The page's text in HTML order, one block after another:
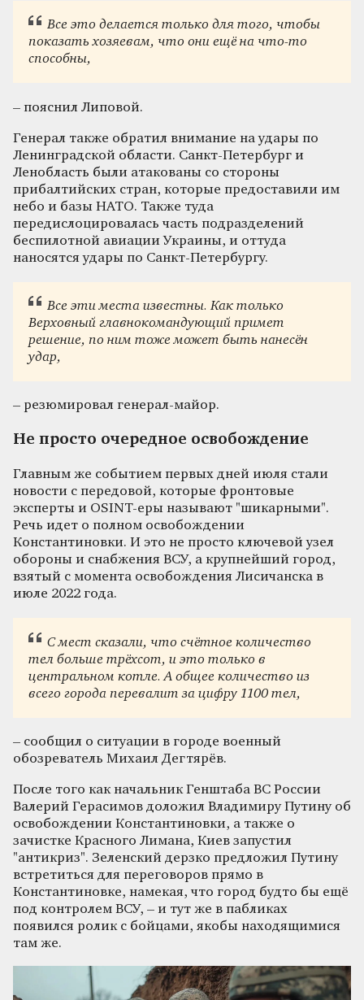
Все это делается только для того, чтобы
показать хозяевам, что они ещё на что-то
способны,
– пояснил Липовой.
Генерал также обратил внимание на удары по
Ленинградской области. Санкт-Петербург и
Ленобласть были атакованы со стороны
прибалтийских стран, которые предоставили им
небо и базы НАТО. Также туда
передислоцировалась часть подразделений
беспилотной авиации Украины, и оттуда
наносятся удары по Санкт-Петербургу.
Все эти места известны. Как только
Верховный главнокомандующий примет
решение, по ним тоже может быть нанесён
удар,
– резюмировал генерал-майор.
Не просто очередное освобождение
Главным же событием первых дней июля стали
новости с передовой, которые фронтовые
эксперты и OSINT-еры называют "шикарными".
Речь идет о полном освобождении
Константиновки. И это не просто ключевой узел
обороны и снабжения ВСУ, а крупнейший город,
взятый с момента освобождения Лисичанска в
июле 2022 года.
С мест сказали, что счётное количество
тел больше трёхсот, и это только в
центральном котле. А общее количество из
всего города перевалит за цифру 1100 тел,
– сообщил о ситуации в городе военный
обозреватель Михаил Дегтярёв.
После того как начальник Генштаба ВС России
Валерий Герасимов доложил Владимиру Путину об
освобождении Константиновки, а также о
зачистке Красного Лимана, Киев запустил
"антикриз". Зеленский дерзко предложил Путину
встретиться для переговоров прямо в
Константиновке, намекая, что город будто бы ещё
под контролем ВСУ, – и тут же в пабликах
появился ролик с бойцами, якобы находящимися
там же.